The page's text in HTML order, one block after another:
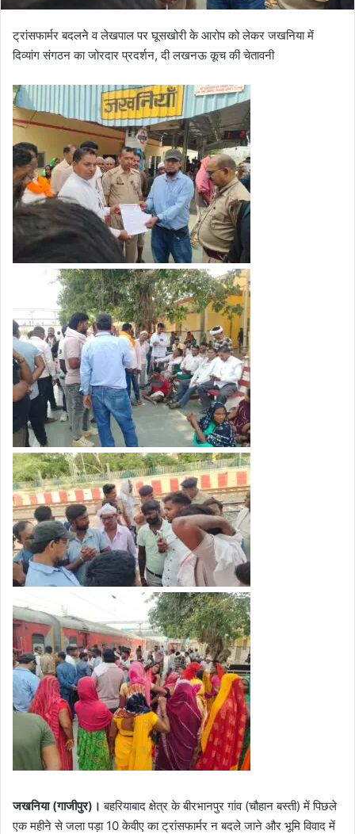
ट्रांसफार्मर बदलने व लेखपाल पर घूसखोरी के आरोप को लेकर जखनिया में
दिव्यांग संगठन का जोरदार प्रदर्शन, दी लखनऊ कूच की चेतावनी
जखनिया (गाजीपुर)। बहरियाबाद क्षेत्र के बीरभानपुर गांव (चौहान बस्ती) में पिछले
एक महीने से जला पड़ा 10 केवीए का ट्रांसफार्मर न बदले जाने और भूमि विवाद में